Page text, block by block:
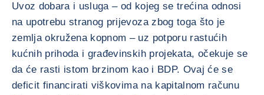
Uvoz dobara i usluga – od kojeg se trećina odnosi
na upotrebu stranog prijevoza zbog toga što je
zemlja okružena kopnom – uz potporu rastućih
kućnih prihoda i građevinskih projekata, očekuje se
da će rasti istom brzinom kao i BDP. Ovaj će se
deficit financirati viškovima na kapitalnom računu